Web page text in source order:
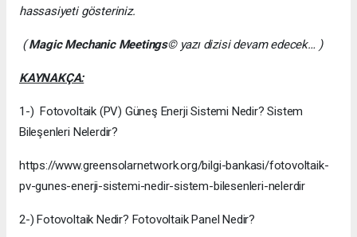
hassasiyeti gösteriniz.
(Magic Mechanic Meetings© yazı dizisi devam edecek… )
KAYNAKÇA:
1-) Fotovoltaik (PV) Güneş Enerji Sistemi Nedir? Sistem
Bileşenleri Nelerdir?
https://www.greensolarnetwork.org/bilgi-bankasi/fotovoltaik-
pv-gunes-enerji-sistemi-nedir-sistem-bilesenleri-nelerdir
2-) Fotovoltaik Nedir? Fotovoltaik Panel Nedir?